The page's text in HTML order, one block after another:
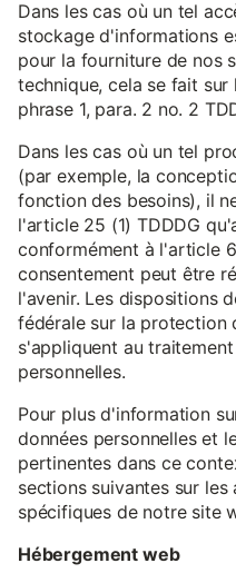
Dans les cas où un tel
stockage d'informations
pour la fourniture de nos
technique, cela se fait sur
phrase 1, para. 2 no. 2
Dans les cas où un tel
(par exemple, la
fonction des besoins), il
l'article 25 (1) TDDDG
conformément à l'article 6
consentement peut être
l'avenir. Les dispositions
fédérale sur la protection
s'appliquent au
personnelles.
Pour plus d'information
données personnelles et
pertinentes dans ce
sections suivantes sur
spécifiques de notre site
Hébergement web